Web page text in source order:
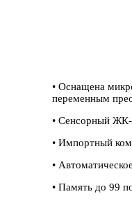
• Оснащена
переменным
• Сенсорный ЖК-
• Импортный
•
• Память до 99